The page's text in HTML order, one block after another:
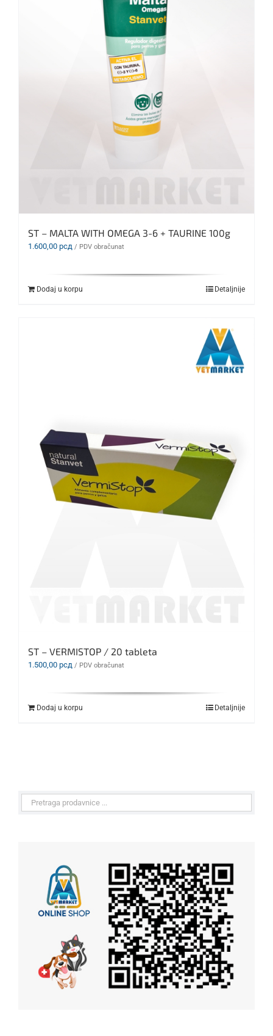
ST – MALTA WITH OMEGA 3-6 + TAURINE 100g
1.600,00 рсд / PDV obračunat
Dodaj u korpu Detaljnije
ST – VERMISTOP / 20 tableta
1.500,00 рсд / PDV obračunat
Dodaj u korpu Detaljnije